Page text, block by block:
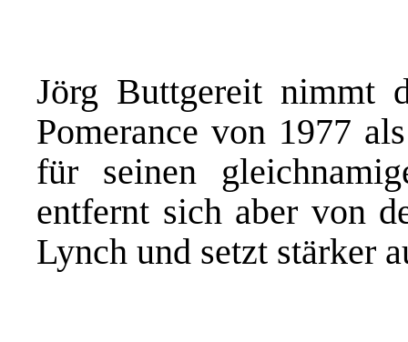
Jörg Buttgereit nimmt
Pomerance von 1977
für seinen
entfernt sich aber von
Lynch und setzt stärker